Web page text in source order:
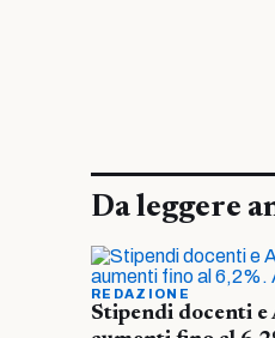
Da leggere
REDAZIONE
Stipendi docenti e